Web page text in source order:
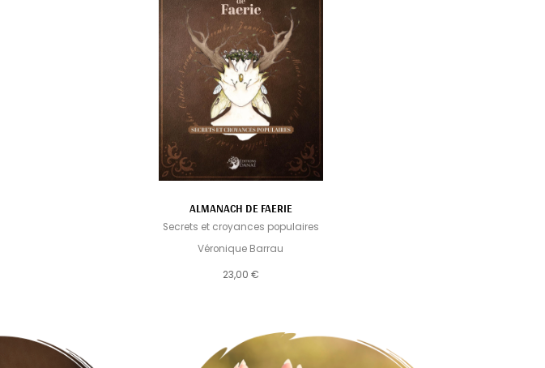
ALMANACH DE FAERIE
Secrets et croyances populaires
Véronique Barrau
23,00 €